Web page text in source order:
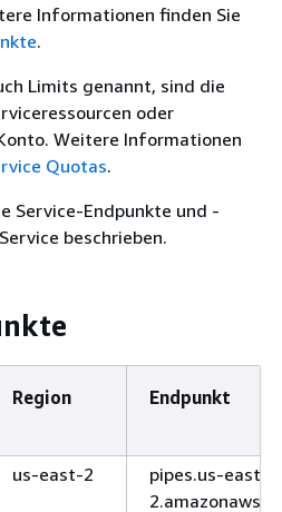
Informationen finden Sie
.
Limits genannt, sind die
oder
Weitere Informationen
Quotas.
Service-Endpunkte und -
beschrieben.
Region Endpunkt
us-east-2
pipes.us-east-